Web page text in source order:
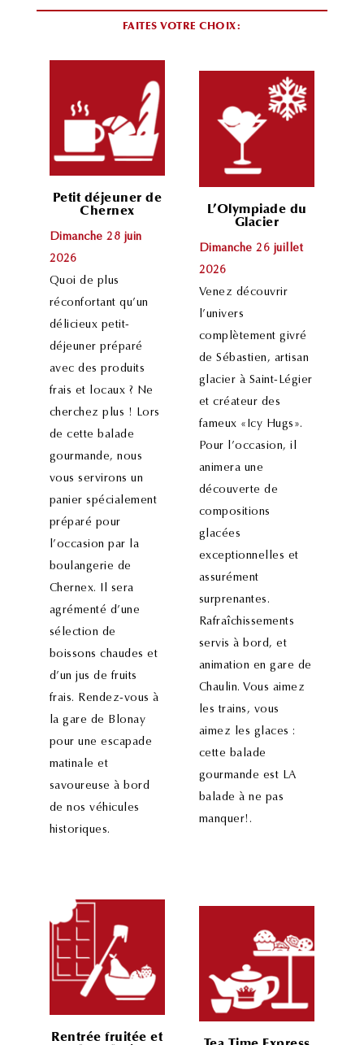
FAITES VOTRE CHOIX:
Petit déjeuner de
Chernex
Dimanche 28 juin
2026
Quoi de plus
réconfortant qu’un
délicieux petit-
déjeuner préparé
avec des produits
frais et locaux ? Ne
cherchez plus ! Lors
de cette balade
gourmande, nous
vous servirons un
panier spécialement
préparé pour
l’occasion par la
boulangerie de
Chernex. Il sera
agrémenté d’une
sélection de
boissons chaudes et
d’un jus de fruits
frais. Rendez-vous à
la gare de Blonay
pour une escapade
matinale et
savoureuse à bord
de nos véhicules
historiques.
L’Olympiade du
Glacier
Dimanche 26 juillet
2026
Venez découvrir
l’univers
complètement givré
de Sébastien, artisan
glacier à Saint-Légier
et créateur des
fameux «Icy Hugs».
Pour l’occasion, il
animera une
découverte de
compositions
glacées
exceptionnelles et
assurément
surprenantes.
Rafraîchissements
servis à bord, et
animation en gare de
Chaulin. Vous aimez
les trains, vous
aimez les glaces :
cette balade
gourmande est LA
balade à ne pas
manquer!.
Rentrée fruitée et